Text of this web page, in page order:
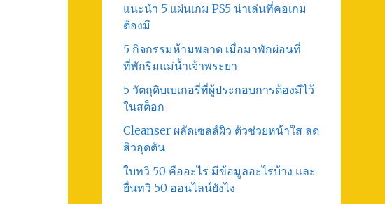
แนะนำ 5 แผ่นเกม PS5 น่าเล่นที่คอเกม
ต้องมี
5 กิจกรรมห้ามพลาด เมื่อมาพักผ่อนที่
ที่พักริมแม่น้ำเจ้าพระยา
5 วัตถุดิบเบเกอรี่ที่ผู้ประกอบการต้องมีไว้
ในสต็อก
Cleanser ผลัดเซลล์ผิว ตัวช่วยหน้าใส ลด
สิวอุดตัน
ใบทวิ 50 คืออะไร มีข้อมูลอะไรบ้าง และ
ยื่นทวิ 50 ออนไลน์ยังไง